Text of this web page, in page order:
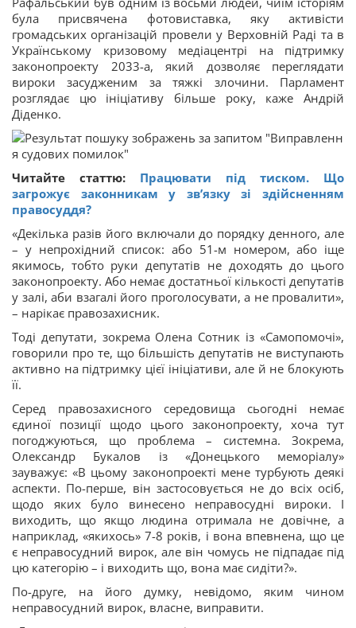
була присвячена фотовиставка, яку активісти
громадських організацій провели у Верховній Раді та в
Українському кризовому медіацентрі на підтримку
законопроекту 2033-а, який дозволяє переглядати
вироки засудженим за тяжкі злочини. Парламент
розглядає цю ініціативу більше року, каже Андрій
Діденко.
Читайте статтю: Працювати під тиском. Що
загрожує законникам у зв’язку зі здійсненням
правосуддя?
«Декілька разів його включали до порядку денного, але
– у непрохідний список: або 51-м номером, або іще
якимось, тобто руки депутатів не доходять до цього
законопроекту. Або немає достатньої кількості депутатів
у залі, аби взагалі його проголосувати, а не провалити»,
– нарікає правозахисник.
Тоді депутати, зокрема Олена Сотник із «Самопомочі»,
говорили про те, що більшість депутатів не виступають
активно на підтримку цієї ініціативи, але й не блокують
її.
Серед правозахисного середовища сьогодні немає
єдиної позиції щодо цього законопроекту, хоча тут
погоджуються, що проблема – системна. Зокрема,
Олександр Букалов із «Донецького меморіалу»
зауважує: «В цьому законопроекті мене турбують деякі
аспекти. По-перше, він застосовується не до всіх осіб,
щодо яких було винесено неправосудні вироки. І
виходить, що якщо людина отримала не довічне, а
наприклад, «якихось» 7-8 років, і вона впевнена, що це
є неправосудний вирок, але він чомусь не підпадає під
цю категорію – і виходить що, вона має сидіти?».
По-друге, на його думку, невідомо, яким чином
неправосудний вирок, власне, виправити.